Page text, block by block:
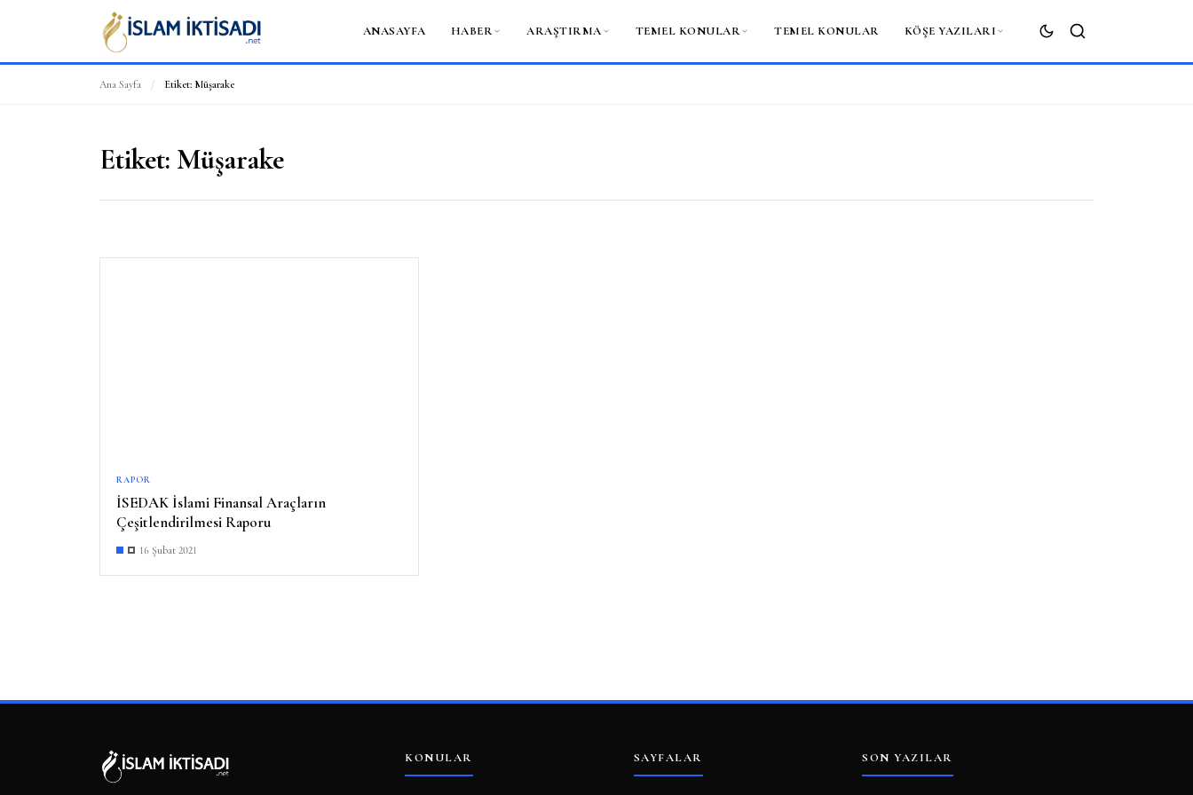
ANASAYFA HABER ARAŞTIRMA TEMEL KONULAR TEMEL KONULAR KÖŞE YAZILARI
ARA
Ana Sayfa / Etiket: Müşarake
Etiket: Müşarake
RAPOR
İSEDAK İslami Finansal Araçların
Çeşitlendirilmesi Raporu
16 Şubat 2021
KONULAR SAYFALAR SON YAZILAR